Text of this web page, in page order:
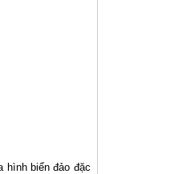
hình biển đảo đặc